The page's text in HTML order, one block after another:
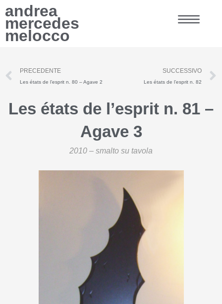
contenuto
andrea
mercedes
melocco
Precedente
PRECEDENTE
Les états de l’esprit n. 80 – Agave 2
SUCCESSIVO
Les états de l’esprit n. 82
Les états de l’esprit n. 81 –
Agave 3
2010 – smalto su tavola